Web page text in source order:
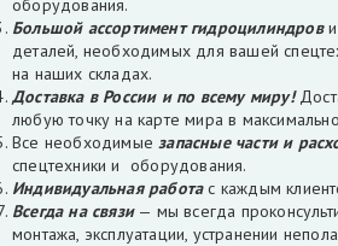
оборудования.
Большой ассортимент гидроцилиндров
деталей, необходимых для вашей
на наших складах.
Доставка в России и по всему миру!
любую точку на карте мира в
Все необходимые запасные части и
спецтехники и оборудования.
Индивидуальная работас каждым
Всегда на связи— мы всегда
монтажа, эксплуатации, устранении